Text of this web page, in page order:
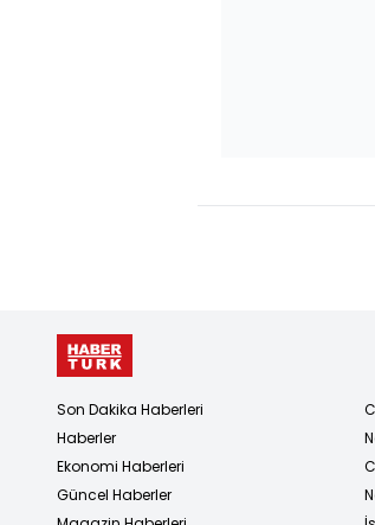
Son Dakika Haberleri
Haberler
Ekonomi Haberleri
Güncel Haberler